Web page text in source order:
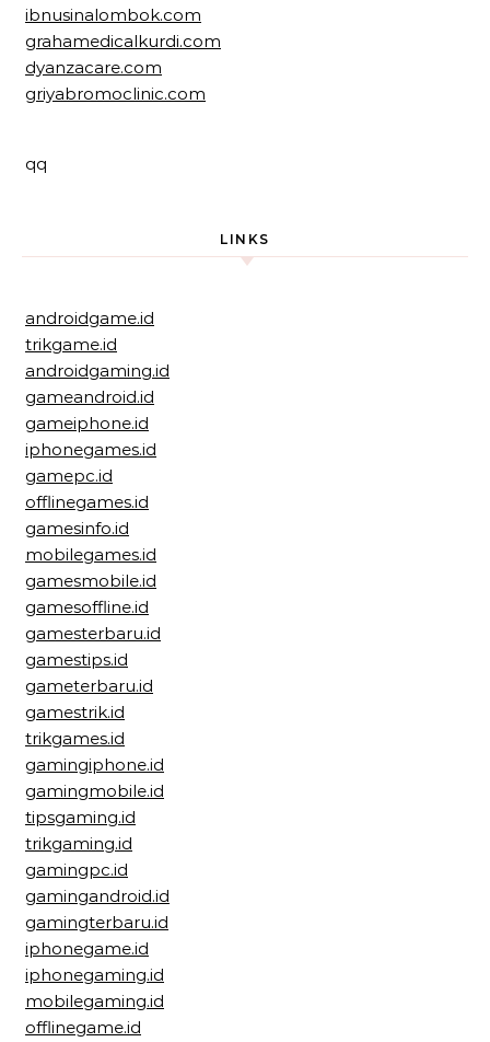
ibnusinalombok.com
grahamedicalkurdi.com
dyanzacare.com
griyabromoclinic.com
qq
LINKS
androidgame.id
trikgame.id
androidgaming.id
gameandroid.id
gameiphone.id
iphonegames.id
gamepc.id
offlinegames.id
gamesinfo.id
mobilegames.id
gamesmobile.id
gamesoffline.id
gamesterbaru.id
gamestips.id
gameterbaru.id
gamestrik.id
trikgames.id
gamingiphone.id
gamingmobile.id
tipsgaming.id
trikgaming.id
gamingpc.id
gamingandroid.id
gamingterbaru.id
iphonegame.id
iphonegaming.id
mobilegaming.id
offlinegame.id